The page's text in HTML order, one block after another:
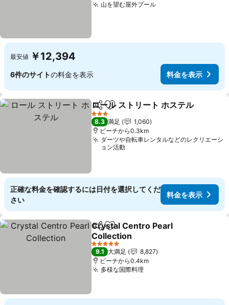
山を望む屋外プール料金を表示
最安値 ￥12,394
6件のサイトの料金を表示 料金を表示
シェアお気に入りに追加
ロール ストリート ホステル
3 ホテルのランク
8.3 満足
1,060
ビーチから0.3km
ダーツや自転車レンタルなどのレクリエーシ
ョン活動
正確な料金を確認するには日付を選択してくだ
さい
料金を表示
シェアお気に入りに追加
Crystal Centro Pearl
Collection
料金を表示
5 ホテルのランク
9.1 大満足
8,827
ビーチから0.4km
多様な国際料理料金を表示